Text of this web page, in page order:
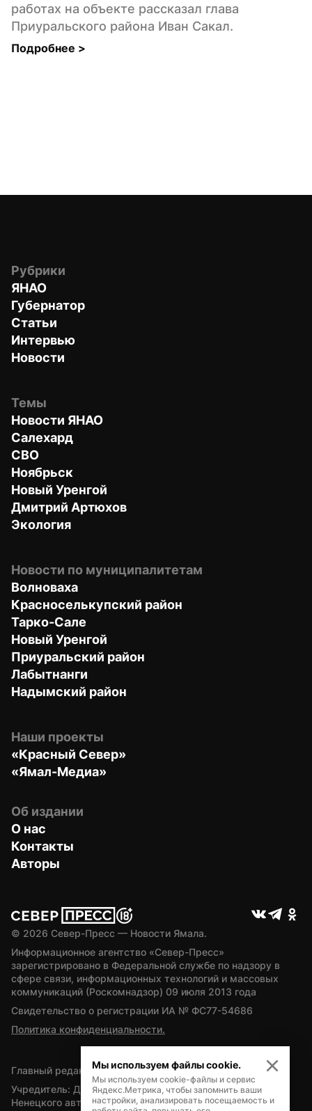
работах на объекте рассказал глава
Приуральского района Иван Сакал.
Подробнее >
Рубрики
ЯНАО
Губернатор
Статьи
Интервью
Новости
Темы
Новости ЯНАО
Салехард
СВО
Ноябрьск
Новый Уренгой
Дмитрий Артюхов
Экология
Новости по муниципалитетам
Волноваха
Красноселькупский район
Тарко-Сале
Новый Уренгой
Приуральский район
Лабытнанги
Надымский район
Наши проекты
«Красный Север»
«Ямал-Медиа»
Об издании
О нас
Контакты
Авторы
© 2026 Север-Пресс — Новости Ямала.
Информационное агентство «Север-Пресс»
зарегистрировано в Федеральной службе по надзору в
сфере связи, информационных технологий и массовых
коммуникаций (Роскомнадзор) 09 июля 2013 года
Свидетельство о регистрации ИА № ФС77-54686
Политика конфиденциальности.
Главный редактор — А.Л. Поздеев
Учредитель: Департамент внутренней политики Ямало-
Ненецкого автономного округа
Мы используем файлы cookie.
Мы используем cookie-файлы и сервис
Яндекс.Метрика, чтобы запомнить ваши
настройки, анализировать посещаемость и